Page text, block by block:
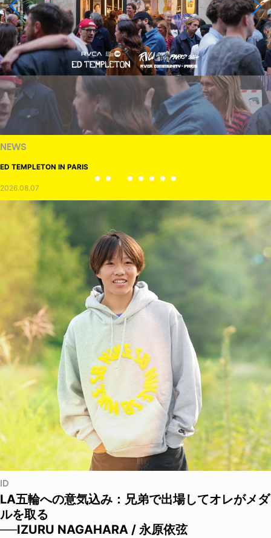
NEWS
ED TEMPLETON IN PARIS
2026.08.07
ID
LA五輪への意気込み：兄弟で出場してオレがメダ
ルを取る
──IZURU NAGAHARA / 永原依弦